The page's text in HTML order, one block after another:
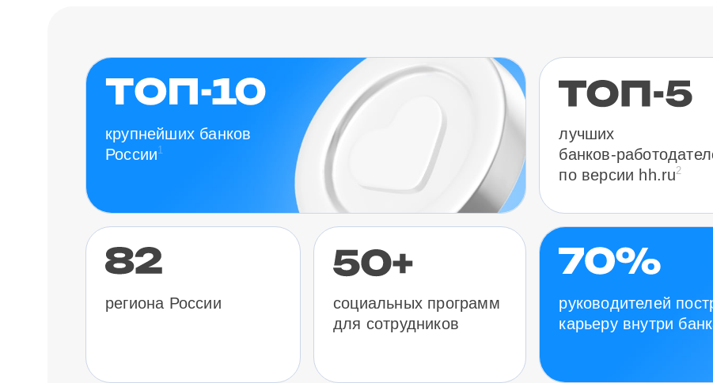
крупнейших банков
России1
лучших
банков-
по версии hh.ru2
региона России
социальных программ
для сотрудников
руководителей
карьеру внутри